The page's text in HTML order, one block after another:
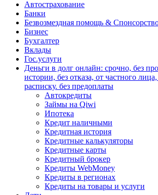
Автострахование
Банки
Безвозмездная помощь &
Бизнес
Бухгалтер
Вклады
Гос.услуги
Деньги в долг онлайн: срочно, без
истории, без отказа, от частного
расписку. без предоплаты
Автокредиты
Займы на Qiwi
Ипотека
Кредит наличными
Кредитная история
Кредитные калькуляторы
Кредитные карты
Кредитный брокер
Кредиты WebMoney
Кредиты в регионах
Кредиты на товары и услуги